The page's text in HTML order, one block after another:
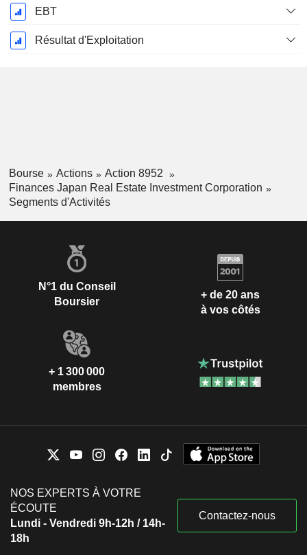
EBT
Résultat d'Exploitation
Bourse Actions
Action 8952
Finances Japan Real Estate Investment Corporation
Segments d'Activités
N°1 du Conseil
Boursier
+ de 20 ans
à vos côtés
+ 1 300 000
membres
NOS EXPERTS À VOTRE
ÉCOUTE
Lundi - Vendredi 9h-12h / 14h-
18h
Contactez-nous